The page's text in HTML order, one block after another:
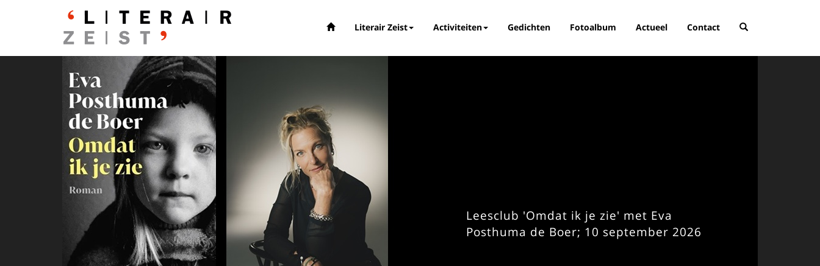
Literair Zeist Activiteiten Gedichten Fotoalbum Actueel Contact
Leesclub 'Omdat ik je zie' met Eva
Posthuma de Boer; 10 september 2026